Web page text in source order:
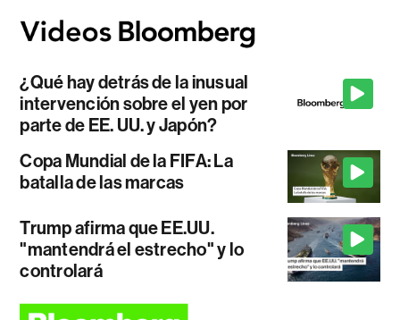
¿Qué hay detrás de la inusual
intervención sobre el yen por
parte de EE. UU. y Japón?
Copa Mundial de la FIFA: La
batalla de las marcas
Trump afirma que EE.UU.
"mantendrá el estrecho" y lo
controlará